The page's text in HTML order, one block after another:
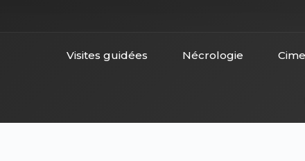
Visites guidées Nécrologie